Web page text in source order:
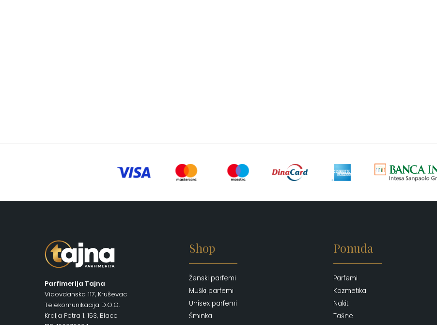
Parfimerija Tajna
Vidovdanska 117, Kruševac
Telekomunikacija D.O.O.
Kralja Petra 1. 153, Blace
Shop
Ženski parfemi
Muški parfemi
Unisex parfemi
Šminka
Ponuda
Parfemi
Kozmetika
Nakit
Tašne